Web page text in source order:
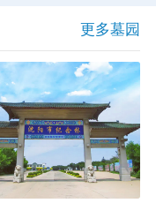
更多墓园